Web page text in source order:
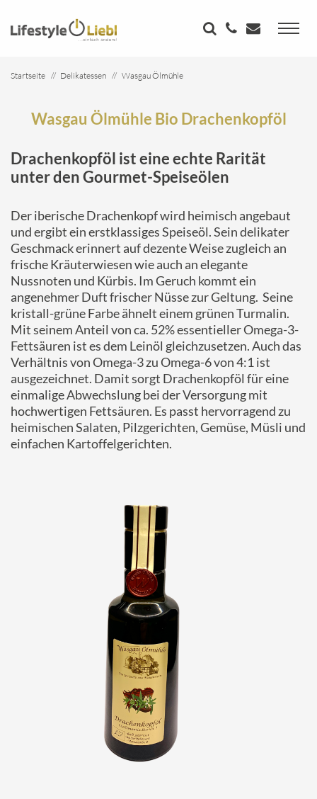
Startseite Delikatessen
Wasgau Ölmühle
Wasgau Ölmühle Bio Drachenkopföl
Drachenkopföl ist eine echte Rarität
unter den Gourmet-Speiseölen
Der iberische Drachenkopf wird heimisch angebaut
und ergibt ein erstklassiges Speiseöl. Sein delikater
Geschmack erinnert auf dezente Weise zugleich an
frische Kräuterwiesen wie auch an elegante
Nussnoten und Kürbis. Im Geruch kommt ein
angenehmer Duft frischer Nüsse zur Geltung. Seine
kristall-grüne Farbe ähnelt einem grünen Turmalin.
Mit seinem Anteil von ca. 52% essentieller Omega-3-
Fettsäuren ist es dem Leinöl gleichzusetzen. Auch das
Verhältnis von Omega-3 zu Omega-6 von 4:1 ist
ausgezeichnet. Damit sorgt Drachenkopföl für eine
einmalige Abwechslung bei der Versorgung mit
hochwertigen Fettsäuren. Es passt hervorragend zu
heimischen Salaten, Pilzgerichten, Gemüse, Müsli und
einfachen Kartoffelgerichten.